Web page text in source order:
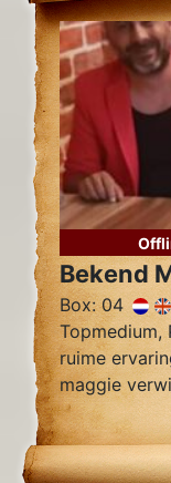
Bekend
Box: 04
Topmedium,
ruime
maggie
Zielsliefde,
problemen